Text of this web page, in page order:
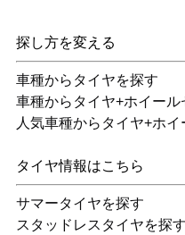
探し方を変える
車種からタイヤを探す
車種からタイヤ+ホイール
人気車種からタイヤ+ホ
タイヤ情報はこちら
サマータイヤを探す
スタッドレスタイヤを探す